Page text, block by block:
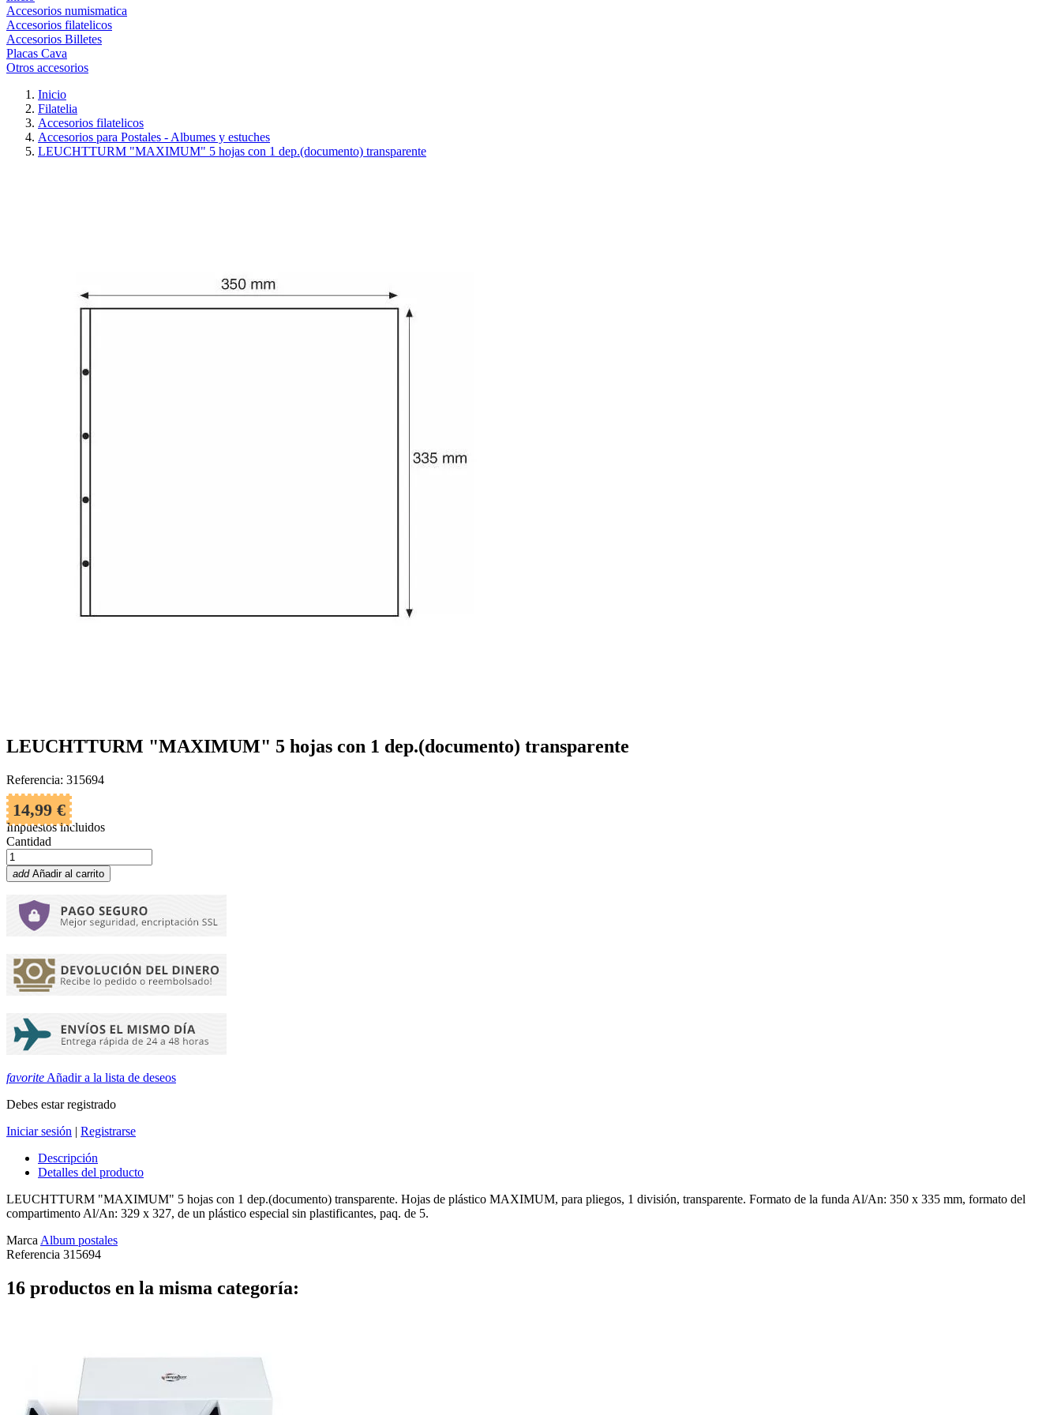
Accesorios numismatica
Accesorios filatelicos
Accesorios Billetes
Placas Cava
Otros accesorios
Inicio
Filatelia
Accesorios filatelicos
Accesorios para Postales - Albumes y estuches
LEUCHTTURM "MAXIMUM" 5 hojas con 1 dep.(documento) transparente
LEUCHTTURM "MAXIMUM" 5 hojas con 1 dep.(documento) transparente
Referencia: 315694
14,99 €
Impuestos incluidos
Cantidad
add Añadir al carrito
favorite Añadir a la lista de deseos
Debes estar registrado
Iniciar sesión | Registrarse
Descripción
Detalles del producto
LEUCHTTURM "MAXIMUM" 5 hojas con 1 dep.(documento) transparente. Hojas de plástico MAXIMUM, para pliegos, 1 división, transparente. Formato de la funda Al/An: 350 x 335 mm, formato del
compartimento Al/An: 329 x 327, de un plástico especial sin plastificantes, paq. de 5.
Marca Album postales
Referencia 315694
16 productos en la misma categoría: